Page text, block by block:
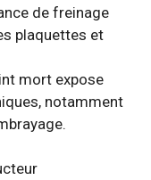
de freinage
plaquettes et
mort expose
notamment